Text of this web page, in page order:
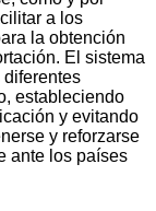
a los
la obtención
El sistema
estableciendo
y evitando
y reforzarse
ante los países